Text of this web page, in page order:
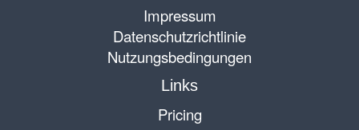
Impressum
Datenschutzrichtlinie
Nutzungsbedingungen
Links
Pricing